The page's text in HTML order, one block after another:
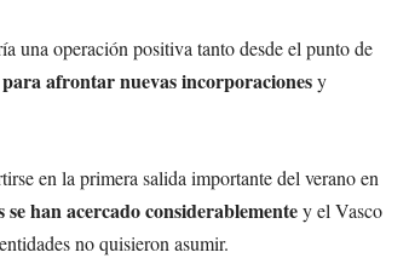
una operación positiva tanto desde el punto de
afrontar nuevas incorporacionesy
en la primera salida importante del verano en
han acercado considerablementey el Vasco
no quisieron asumir.